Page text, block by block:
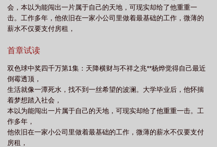
免费阅读全文 杨烨 林烨主角的
会，本以为能闯出一片属于自己的天地，可现实却给了他重重一
击。工作多年，他依旧在一家小公司里做着最基础的工作，微薄的
薪水不仅要支付房租，
首章试读
双色球中奖四千万第1集：天降横财与不祥之兆**杨烨觉得自己最近
倒霉透顶，
生活就像一潭死水，找不到一丝希望的波澜。大学毕业后，他怀揣
着梦想踏入社会，
本以为能闯出一片属于自己的天地，可现实却给了他重重一击。工
作多年，
他依旧在一家小公司里做着最基础的工作，微薄的薪水不仅要支付
房租，